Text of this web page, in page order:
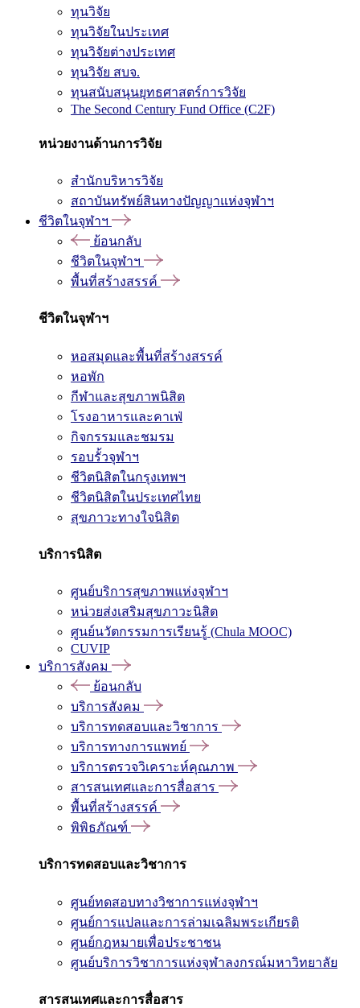
ทุนวิจัย
ทุนวิจัยในประเทศ
ทุนวิจัยต่างประเทศ
ทุนวิจัย สบจ.
ทุนสนับสนุนยุทธศาสตร์การวิจัย
The Second Century Fund Office (C2F)
หน่วยงานด้านการวิจัย
สำนักบริหารวิจัย
สถาบันทรัพย์สินทางปัญญาแห่งจุฬาฯ
ชีวิตในจุฬาฯ
ย้อนกลับ
ชีวิตในจุฬาฯ
พื้นที่สร้างสรรค์
ชีวิตในจุฬาฯ
หอสมุดและพื้นที่สร้างสรรค์
หอพัก
กีฬาและสุขภาพนิสิต
โรงอาหารและคาเฟ่
กิจกรรมและชมรม
รอบรั้วจุฬาฯ
ชีวิตนิสิตในกรุงเทพฯ
ชีวิตนิสิตในประเทศไทย
สุขภาวะทางใจนิสิต
บริการนิสิต
ศูนย์บริการสุขภาพแห่งจุฬาฯ
หน่วยส่งเสริมสุขภาวะนิสิต
ศูนย์นวัตกรรมการเรียนรู้ (Chula MOOC)
CUVIP
บริการสังคม
ย้อนกลับ
บริการสังคม
บริการทดสอบและวิชาการ
บริการทางการแพทย์
บริการตรวจวิเคราะห์คุณภาพ
สารสนเทศและการสื่อสาร
พื้นที่สร้างสรรค์
พิพิธภัณฑ์
บริการทดสอบและวิชาการ
ศูนย์ทดสอบทางวิชาการแห่งจุฬาฯ
ศูนย์การแปลและการล่ามเฉลิมพระเกียรติ
ศูนย์กฎหมายเพื่อประชาชน
ศูนย์บริการวิชาการแห่งจุฬาลงกรณ์มหาวิทยาลัย
สารสนเทศและการสื่อสาร